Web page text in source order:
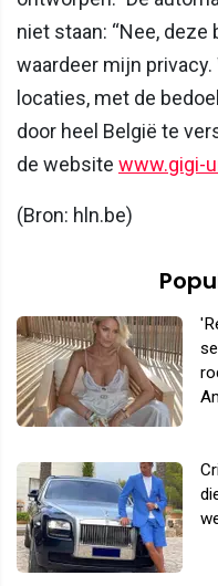
niet staan: “Nee,
waardeer mijn
locaties, met de
door heel België te
de website www.gigi-
(Bron: hln.be)